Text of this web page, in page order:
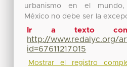
urbanismo en el
México no debe ser la
Ir a texto
http://www.redalyc.org/
id=67611217015
Mostrar el registro